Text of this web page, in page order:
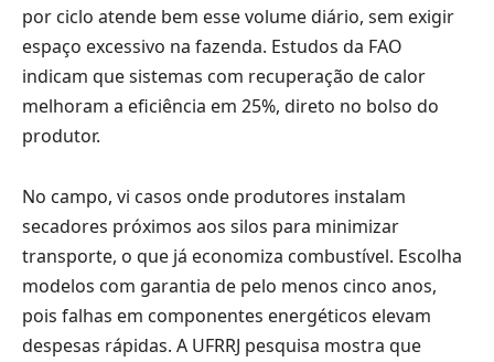
por ciclo atende bem esse volume diário, sem exigir
espaço excessivo na fazenda. Estudos da FAO
indicam que sistemas com recuperação de calor
melhoram a eficiência em 25%, direto no bolso do
produtor.
No campo, vi casos onde produtores instalam
secadores próximos aos silos para minimizar
transporte, o que já economiza combustível. Escolha
modelos com garantia de pelo menos cinco anos,
pois falhas em componentes energéticos elevam
despesas rápidas. A UFRRJ pesquisa mostra que